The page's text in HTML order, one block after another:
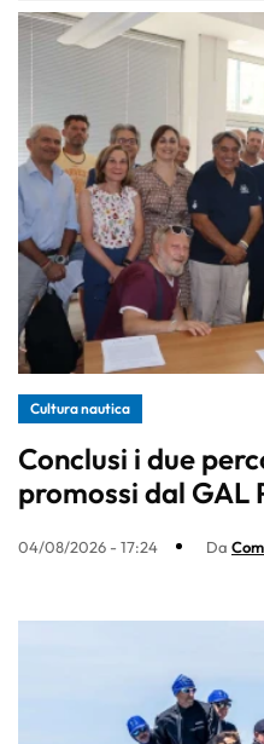
Cultura nautica
Conclusi i due
promossi dal GAL
04/08/2026 - 17:24 Da